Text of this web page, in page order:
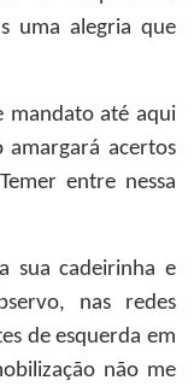
uma alegria que
mandato até aqui
amargará acertos
entre nessa
sua cadeirinha e
nas redes
de esquerda em
não me